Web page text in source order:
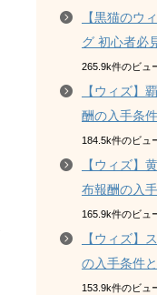
【黒猫のウ
グ 初心者必
265.9k件のビュ
【ウィズ】
酬の入手条
184.5k件のビュ
【ウィズ】
布報酬の入
165.9k件のビュ
【ウィズ】
の入手条件
153.9k件のビュ